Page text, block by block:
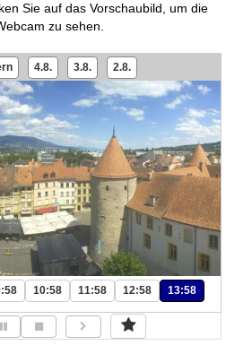
Sie auf das Vorschaubild, um die
zu sehen.
4.8. 3.8. 2.8.
10:58 11:58 12:58 13:58